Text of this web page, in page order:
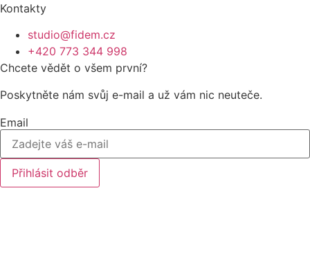
Kontakty
studio@fidem.cz
+420 773 344 998
Chcete vědět o všem první?
Poskytněte nám svůj e-mail a už vám nic neuteče.
Email
Přihlásit odběr